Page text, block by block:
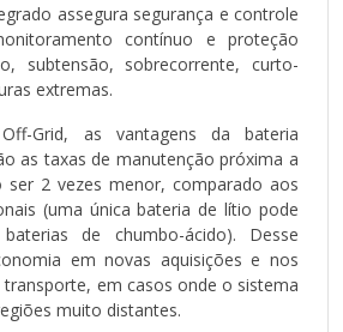
assegura segurança e controle
contínuo e proteção
subtensão, sobrecorrente, curto-
extremas.
Grid, as vantagens da bateria
as taxas de manutenção próxima a
ser 2 vezes menor, comparado aos
(uma única bateria de lítio pode
de chumbo-ácido). Desse
em novas aquisições e nos
em casos onde o sistema
muito distantes.